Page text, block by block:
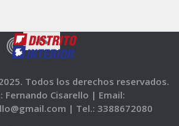
Todos los derechos reservados.
Fernando Cisarello | Email:
| Tel.: 3388672080